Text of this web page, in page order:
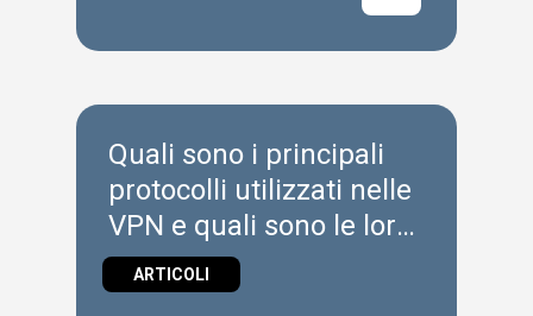
Quali sono i principali
protocolli utilizzati nelle
VPN e quali sono le loro
differenze in termini di
sicurezza?
ARTICOLI